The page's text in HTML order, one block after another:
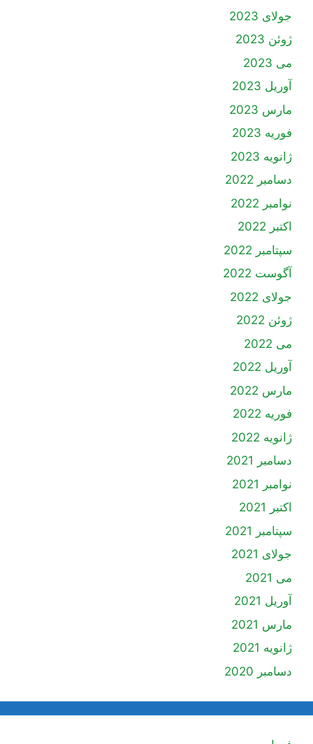
جولای 2023
ژوئن 2023
می 2023
آوریل 2023
مارس 2023
فوریه 2023
ژانویه 2023
دسامبر 2022
نوامبر 2022
اکتبر 2022
سپتامبر 2022
آگوست 2022
جولای 2022
ژوئن 2022
می 2022
آوریل 2022
مارس 2022
فوریه 2022
ژانویه 2022
دسامبر 2021
نوامبر 2021
اکتبر 2021
سپتامبر 2021
جولای 2021
می 2021
آوریل 2021
مارس 2021
ژانویه 2021
دسامبر 2020